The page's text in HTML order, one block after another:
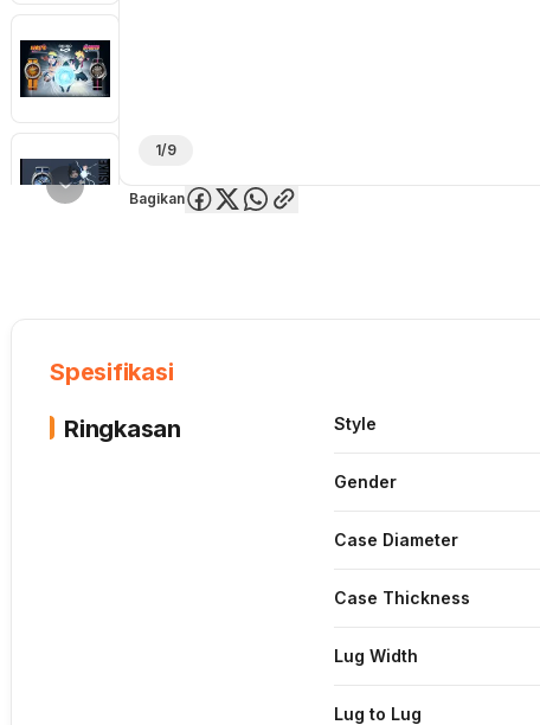
1/9
Bagikan
Spesifikasi
Ringkasan
Style
Gender
Case Diameter
Case Thickness
Lug Width
Lug to Lug